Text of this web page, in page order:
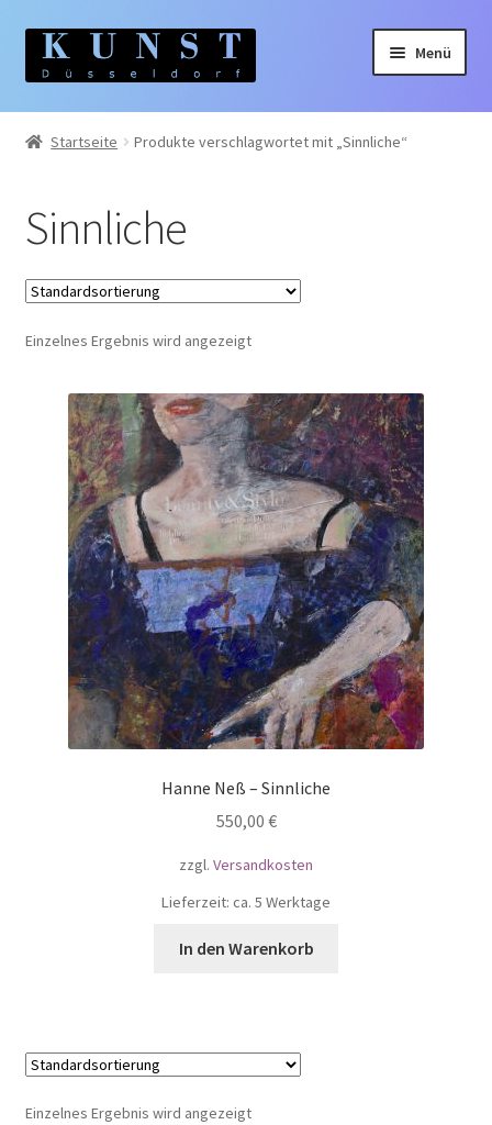
Zur
Navigation
Zum
Inhalt
Menü
Home
Künstler:innen
Themen
Startseite Produkte verschlagwortet mit „Sinnliche“
Sinnliche
Einzelnes Ergebnis wird angezeigt
Hanne Neß – Sinnliche
550,00 €
zzgl. Versandkosten
Lieferzeit: ca. 5 Werktage
In den Warenkorb
Einzelnes Ergebnis wird angezeigt